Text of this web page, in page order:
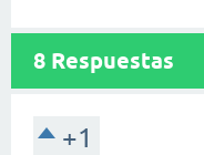
8 Respuestas
+1